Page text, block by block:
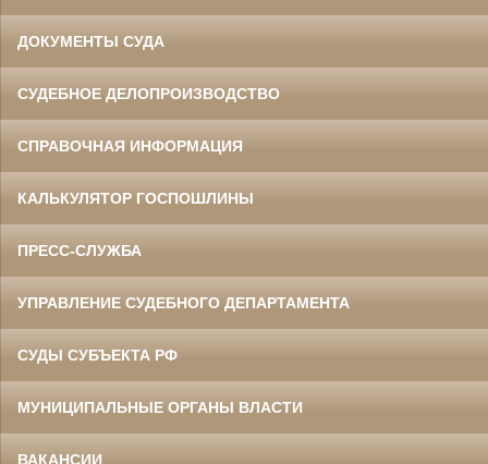
ДОКУМЕНТЫ СУДА
СУДЕБНОЕ ДЕЛОПРОИЗВОДСТВО
СПРАВОЧНАЯ ИНФОРМАЦИЯ
КАЛЬКУЛЯТОР ГОСПОШЛИНЫ
ПРЕСС-СЛУЖБА
УПРАВЛЕНИЕ СУДЕБНОГО ДЕПАРТАМЕНТА
СУДЫ СУБЪЕКТА РФ
МУНИЦИПАЛЬНЫЕ ОРГАНЫ ВЛАСТИ
ВАКАНСИИ